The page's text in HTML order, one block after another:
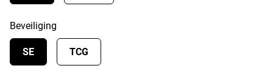
Beveiliging
SE TCG